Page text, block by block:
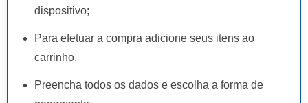
dispositivo;
Para efetuar a compra adicione seus itens ao
carrinho.
Preencha todos os dados e escolha a forma de